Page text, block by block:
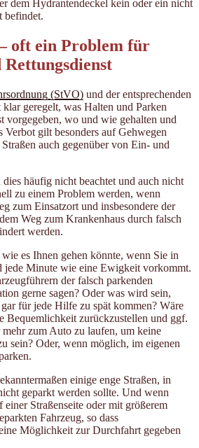
dem Hydrantendeckel kein oder ein nicht
befindet.
oft ein Problem für
(StVO) und der entsprechenden
geregelt, was Halten und Parken
vorgegeben, wo und wie gehalten und
Verbot gilt besonders auf Gehwegen
auch gegenüber von Ein- und
häufig nicht beachtet und auch nicht
zu einem Problem werden, wenn
zum Einsatzort und insbesondere der
Weg zum Krankenhaus durch falsch
werden.
es Ihnen gehen könnte, wenn Sie in
Minute wie eine Ewigkeit vorkommt.
der falsch parkenden
gerne sagen? Oder was wird sein,
für jede Hilfe zu spät kommen? Wäre
Bequemlichkeit zurückzustellen und ggf.
zum Auto zu laufen, um keine
sein? Oder, wenn möglich, im eigenen
einige enge Straßen, in
geparkt werden sollte. Und wenn
Straßenseite oder mit größerem
Fahrzeug, so dass
Möglichkeit zur Durchfahrt gegeben